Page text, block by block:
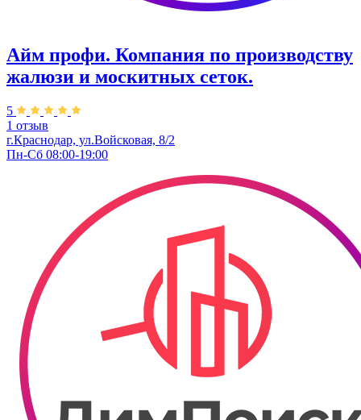
Айм профи. Компания по производству
жалюзи и москитных сеток.
5
1 отзыв
г.Краснодар, ул.​Войсковая, 8/2
Пн-Сб 08:00-19:00